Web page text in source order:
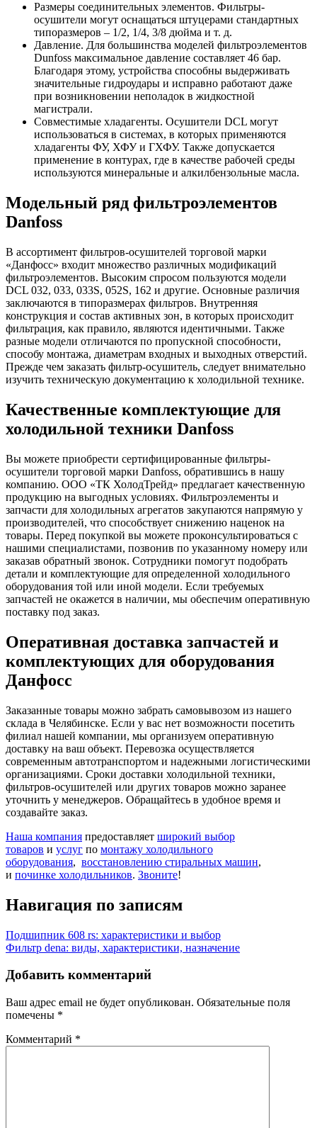
Размеры соединительных элементов. Фильтры-
осушители могут оснащаться штуцерами стандартных
типоразмеров – 1/2, 1/4, 3/8 дюйма и т. д.
Давление. Для большинства моделей фильтроэлементов
Dunfoss максимальное давление составляет 46 бар.
Благодаря этому, устройства способны выдерживать
значительные гидроудары и исправно работают даже
при возникновении неполадок в жидкостной
магистрали.
Совместимые хладагенты. Осушители DCL могут
использоваться в системах, в которых применяются
хладагенты ФУ, ХФУ и ГХФУ. Также допускается
применение в контурах, где в качестве рабочей среды
используются минеральные и алкилбензольные масла.
Модельный ряд фильтроэлементов
Danfoss
В ассортимент фильтров-осушителей торговой марки
«Данфосс» входит множество различных модификаций
фильтроэлементов. Высоким спросом пользуются модели
DCL 032, 033, 033S, 052S, 162 и другие. Основные различия
заключаются в типоразмерах фильтров. Внутренняя
конструкция и состав активных зон, в которых происходит
фильтрация, как правило, являются идентичными. Также
разные модели отличаются по пропускной способности,
способу монтажа, диаметрам входных и выходных отверстий.
Прежде чем заказать фильтр-осушитель, следует внимательно
изучить техническую документацию к холодильной технике.
Качественные комплектующие для
холодильной техники Danfoss
Вы можете приобрести сертифицированные фильтры-
осушители торговой марки Danfoss, обратившись в нашу
компанию. ООО «ТК ХолодТрейд» предлагает качественную
продукцию на выгодных условиях. Фильтроэлементы и
запчасти для холодильных агрегатов закупаются напрямую у
производителей, что способствует снижению наценок на
товары. Перед покупкой вы можете проконсультироваться с
нашими специалистами, позвонив по указанному номеру или
заказав обратный звонок. Сотрудники помогут подобрать
детали и комплектующие для определенной холодильного
оборудования той или иной модели. Если требуемых
запчастей не окажется в наличии, мы обеспечим оперативную
поставку под заказ.
Оперативная доставка запчастей и
комплектующих для оборудования
Данфосс
Заказанные товары можно забрать самовывозом из нашего
склада в Челябинске. Если у вас нет возможности посетить
филиал нашей компании, мы организуем оперативную
доставку на ваш объект. Перевозка осуществляется
современным автотранспортом и надежными логистическими
организациями. Сроки доставки холодильной техники,
фильтров-осушителей или других товаров можно заранее
уточнить у менеджеров. Обращайтесь в удобное время и
создавайте заказ.
Наша компания предоставляет широкий выбор
товаров и услуг по монтажу холодильного
оборудования, восстановлению стиральных машин,
и починке холодильников. Звоните!
Навигация по записям
Подшипник 608 rs: характеристики и выбор
Фильтр dena: виды, характеристики, назначение
Добавить комментарий
Ваш адрес email не будет опубликован. Обязательные поля
помечены *
Комментарий *